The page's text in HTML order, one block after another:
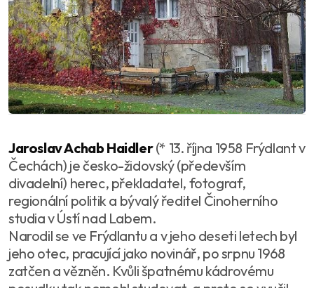
Jaroslav Achab Haidler(* 13. října 1958 Frýdlant v
Čechách) je česko-židovský (především
divadelní) herec, překladatel, fotograf,
regionální politik a bývalý ředitel Činoherního
studia v Ústí nad Labem.
Narodil se ve Frýdlantu a v jeho deseti letech byl
jeho otec, pracující jako novinář, po srpnu 1968
zatčen a vězněn. Kvůli špatnému kádrovému